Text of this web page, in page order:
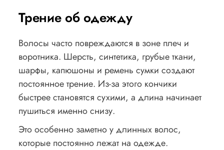
Трение об одежду
Волосы часто повреждаются в зоне плеч и
воротника. Шерсть, синтетика, грубые ткани,
шарфы, капюшоны и ремень сумки создают
постоянное трение. Из-за этого кончики
быстрее становятся сухими, а длина начинает
пушиться именно снизу.
Это особенно заметно у длинных волос,
которые постоянно лежат на одежде.